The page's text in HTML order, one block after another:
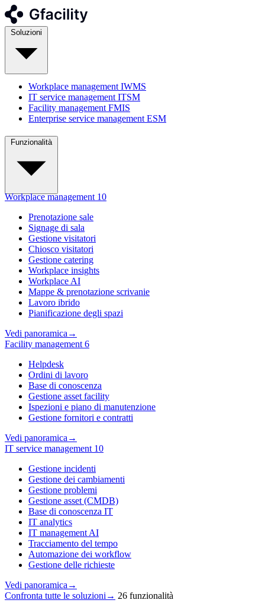
Workplace management IWMS
IT service management ITSM
Facility management FMIS
Enterprise service management ESM
Funzionalità
Workplace management 10
Prenotazione sale
Signage di sala
Gestione visitatori
Chiosco visitatori
Gestione catering
Workplace insights
Workplace AI
Mappe & prenotazione scrivanie
Lavoro ibrido
Pianificazione degli spazi
Vedi panoramica →
Facility management 6
Helpdesk
Ordini di lavoro
Base di conoscenza
Gestione asset facility
Ispezioni e piano di manutenzione
Gestione fornitori e contratti
Vedi panoramica →
IT service management 10
Gestione incidenti
Gestione dei cambiamenti
Gestione problemi
Gestione asset (CMDB)
Base di conoscenza IT
IT analytics
IT management AI
Tracciamento del tempo
Automazione dei workflow
Gestione delle richieste
Vedi panoramica →
Confronta tutte le soluzioni → 26 funzionalità